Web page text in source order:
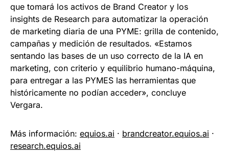
que tomará los activos de Brand Creator y los
insights de Research para automatizar la operación
de marketing diaria de una PYME: grilla de contenido,
campañas y medición de resultados. «Estamos
sentando las bases de un uso correcto de la IA en
marketing, con criterio y equilibrio humano-máquina,
para entregar a las PYMES las herramientas que
históricamente no podían acceder», concluye
Vergara.
Más información: equios.ai · brandcreator.equios.ai ·
research.equios.ai